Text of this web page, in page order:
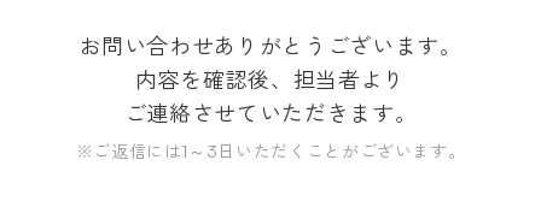
お問い合わせありがとうございます。
内容を確認後、担当者より
ご連絡させていただきます。
※ご返信には1～3日いただくことがございます。